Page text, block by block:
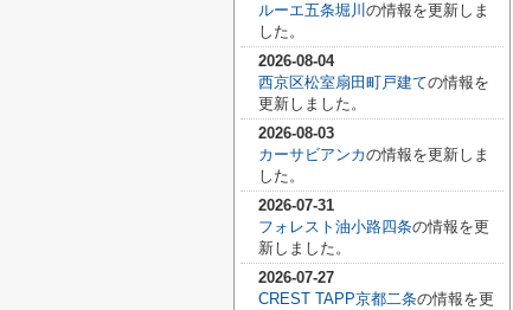
ルーエ五条堀川 の情報を更新しま
した。
2026-08-04
西京区松室扇田町戸建ての情報を
更新しました。
2026-08-03
カーサビアンカの情報を更新しま
した。
2026-07-31
フォレスト油小路四条の情報を更
新しました。
2026-07-27
CREST TAPP京都二条の情報を更